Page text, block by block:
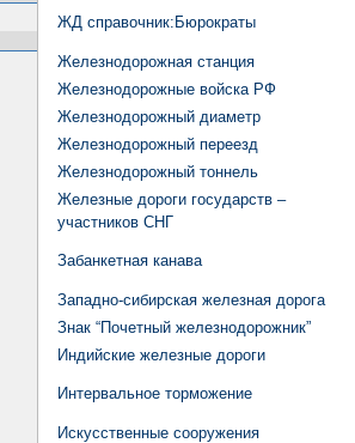
ЖД cправочник:Бюрократы
Железнодорожная станция
Железнодорожные войска РФ
Железнодорожный диаметр
Железнодорожный переезд
Железнодорожный тоннель
Железные дороги государств –
участников СНГ
Забанкетная канава
Западно-сибирская железная дорога
Знак “Почетный железнодорожник”
Индийские железные дороги
Интервальное торможение
Искусственные сооружения